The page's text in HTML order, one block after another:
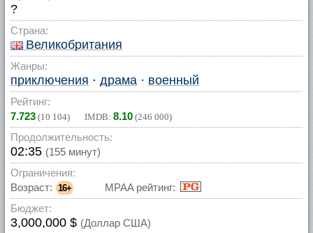
?
Страна:
Великобритания
Жанры:
приключения · драма · военный
Рейтинг:
7.723 (10 104) IMDB: 8.10 (246 000)
Продолжительность:
02:35 (155 минут)
Ограничения:
Возраст: 16+
MPAA рейтинг:
Бюджет:
3,000,000 $ (Доллар США)